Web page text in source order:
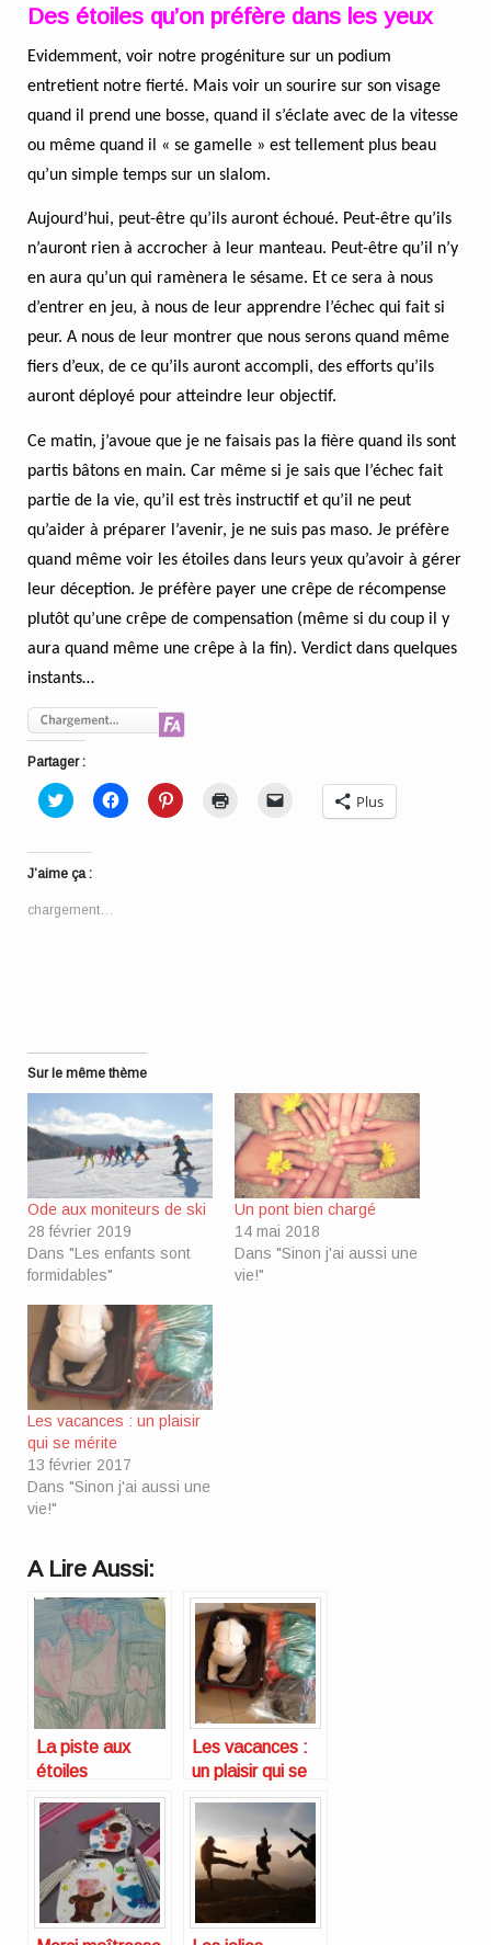
Des étoiles qu’on préfère dans les yeux
Evidemment, voir notre progéniture sur un podium
entretient notre fierté. Mais voir un sourire sur son visage
quand il prend une bosse, quand il s’éclate avec de la vitesse
ou même quand il « se gamelle » est tellement plus beau
qu’un simple temps sur un slalom.
Aujourd’hui, peut-être qu’ils auront échoué. Peut-être qu’ils
n’auront rien à accrocher à leur manteau. Peut-être qu’il n’y
en aura qu’un qui ramènera le sésame. Et ce sera à nous
d’entrer en jeu, à nous de leur apprendre l’échec qui fait si
peur. A nous de leur montrer que nous serons quand même
fiers d’eux, de ce qu’ils auront accompli, des efforts qu’ils
auront déployé pour atteindre leur objectif.
Ce matin, j’avoue que je ne faisais pas la fière quand ils sont
partis bâtons en main. Car même si je sais que l’échec fait
partie de la vie, qu’il est très instructif et qu’il ne peut
qu’aider à préparer l’avenir, je ne suis pas maso. Je préfère
quand même voir les étoiles dans leurs yeux qu’avoir à gérer
leur déception. Je préfère payer une crêpe de récompense
plutôt qu’une crêpe de compensation (même si du coup il y
aura quand même une crêpe à la fin). Verdict dans quelques
instants…
Partager :
Cliquez
pour
Twitter(ouvre
dans
une
fenêtre)
Cliquez
pour
Cliquez
pour
Cliquer Plus
J’aime ça :
chargement…
Sur le même thème
Ode aux moniteurs de ski
28 février 2019
Dans "Les enfants sont
formidables"
Un pont bien chargé
14 mai 2018
Dans "Sinon j'ai aussi une
vie!"
Les vacances : un plaisir
qui se mérite
13 février 2017
Dans "Sinon j'ai aussi une
vie!"
A Lire Aussi:
La piste aux
étoiles
Les vacances :
un plaisir qui se
mérite